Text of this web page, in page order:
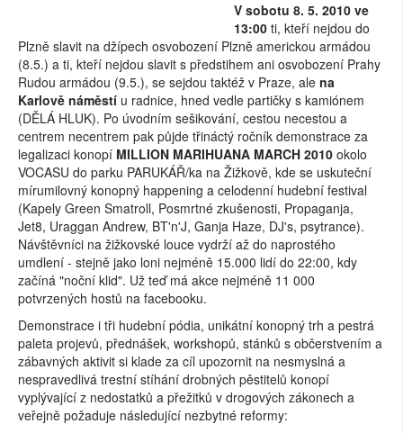
V sobotu 8. 5. 2010 ve
13:00 ti, kteří nejdou do
Plzně slavit na džípech osvobození Plzně americkou armádou
(8.5.) a ti, kteří nejdou slavit s předstihem ani osvobození Prahy
Rudou armádou (9.5.), se sejdou taktéž v Praze, ale na
Karlově náměstí u radnice, hned vedle partičky s kamiónem
(DĚLÁ HLUK). Po úvodním sešikování, cestou necestou a
centrem necentrem pak půjde třináctý ročník demonstrace za
legalizaci konopí MILLION MARIHUANA MARCH 2010 okolo
VOCASU do parku PARUKÁŘ/ka na Žižkově, kde se uskuteční
mírumilovný konopný happening a celodenní hudební festival
(Kapely Green Smatroll, Posmrtné zkušenosti, Propaganja,
Jet8, Uraggan Andrew, BT'n'J, Ganja Haze, DJ's, psytrance).
Návštěvníci na žižkovské louce vydrží až do naprostého
umdlení - stejně jako loni nejméně 15.000 lidí do 22:00, kdy
začíná "noční klid". Už teď má akce nejméně 11 000
potvrzených hostů na facebooku.
Demonstrace i tři hudební pódia, unikátní konopný trh a pestrá
paleta projevů, přednášek, workshopů, stánků s občerstvením a
zábavných aktivit si klade za cíl upozornit na nesmyslná a
nespravedlivá trestní stíhání drobných pěstitelů konopí
vyplývající z nedostatků a přežitků v drogových zákonech a
veřejně požaduje následující nezbytné reformy: